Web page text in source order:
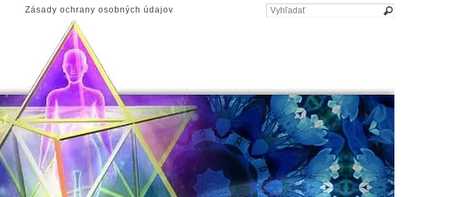
Zásady ochrany osobných údajov